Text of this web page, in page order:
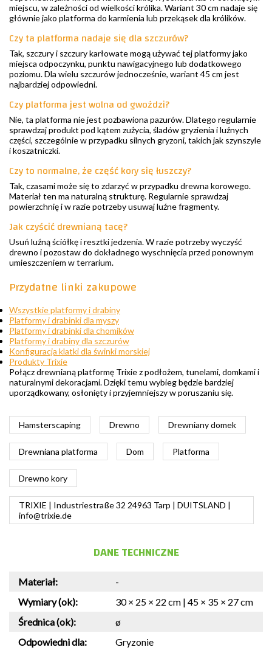
miejscu, w zależności od wielkości królika. Wariant 30 cm nadaje się
głównie jako platforma do karmienia lub przekąsek dla królików.
Czy ta platforma nadaje się dla szczurów?
Tak, szczury i szczury karłowate mogą używać tej platformy jako
miejsca odpoczynku, punktu nawigacyjnego lub dodatkowego
poziomu. Dla wielu szczurów jednocześnie, wariant 45 cm jest
najbardziej odpowiedni.
Czy platforma jest wolna od gwoździ?
Nie, ta platforma nie jest pozbawiona pazurów. Dlatego regularnie
sprawdzaj produkt pod kątem zużycia, śladów gryzienia i luźnych
części, szczególnie w przypadku silnych gryzoni, takich jak szynszyle
i koszatniczki.
Czy to normalne, że część kory się łuszczy?
Tak, czasami może się to zdarzyć w przypadku drewna korowego.
Materiał ten ma naturalną strukturę. Regularnie sprawdzaj
powierzchnię i w razie potrzeby usuwaj luźne fragmenty.
Jak czyścić drewnianą tacę?
Usuń luźną ściółkę i resztki jedzenia. W razie potrzeby wyczyść
drewno i pozostaw do dokładnego wyschnięcia przed ponownym
umieszczeniem w terrarium.
Przydatne linki zakupowe
Wszystkie platformy i drabiny
Platformy i drabinki dla myszy
Platformy i drabinki dla chomików
Platformy i drabiny dla szczurów
Konfiguracja klatki dla świnki morskiej
Produkty Trixie
Połącz drewnianą platformę Trixie z podłożem, tunelami, domkami i
naturalnymi dekoracjami. Dzięki temu wybieg będzie bardziej
uporządkowany, osłonięty i przyjemniejszy w poruszaniu się.
Hamsterscaping Drewno Drewniany domek
Drewniana platforma Dom Platforma
Drewno kory
TRIXIE | Industriestraße 32 24963 Tarp | DUITSLAND |
info@trixie.de
DANE TECHNICZNE
Materiał:
-
Wymiary (ok):
30 × 25 × 22 cm | 45 × 35 × 27 cm
Średnica (ok):
ø
Odpowiedni dla:
Gryzonie